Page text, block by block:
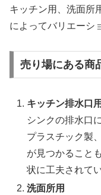
キッチン用、洗面所
によってバリエーシ
売り場にある商
キッチン排水口用
シンクの排水口
プラスチック製
が見つかること
状に工夫されて
洗面所用